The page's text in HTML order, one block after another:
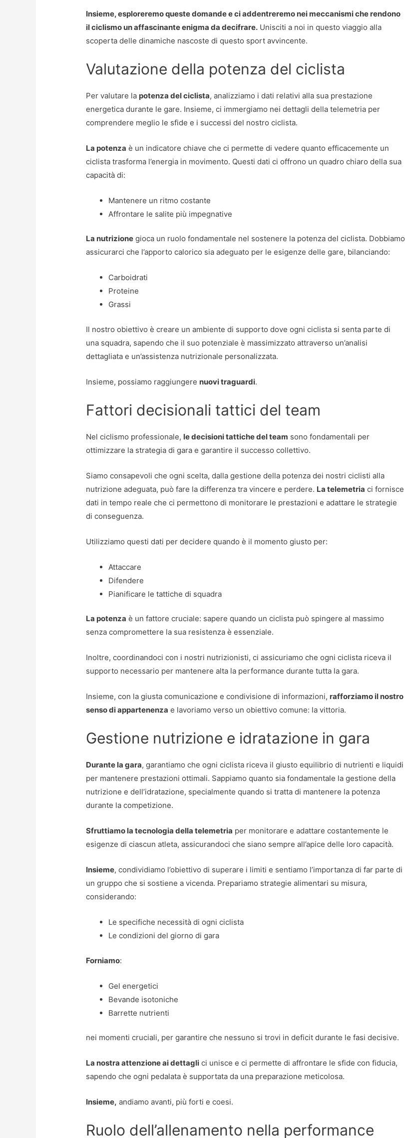
Insieme, esploreremo queste domande e ci addentreremo nei meccanismi che rendono
il ciclismo un affascinante enigma da decifrare. Unisciti a noi in questo viaggio alla
scoperta delle dinamiche nascoste di questo sport avvincente.
Valutazione della potenza del ciclista
Per valutare la potenza del ciclista, analizziamo i dati relativi alla sua prestazione
energetica durante le gare. Insieme, ci immergiamo nei dettagli della telemetria per
comprendere meglio le sfide e i successi del nostro ciclista.
La potenza è un indicatore chiave che ci permette di vedere quanto efficacemente un
ciclista trasforma l’energia in movimento. Questi dati ci offrono un quadro chiaro della sua
capacità di:
Mantenere un ritmo costante
Affrontare le salite più impegnative
La nutrizione gioca un ruolo fondamentale nel sostenere la potenza del ciclista. Dobbiamo
assicurarci che l’apporto calorico sia adeguato per le esigenze delle gare, bilanciando:
Carboidrati
Proteine
Grassi
Il nostro obiettivo è creare un ambiente di supporto dove ogni ciclista si senta parte di
una squadra, sapendo che il suo potenziale è massimizzato attraverso un’analisi
dettagliata e un’assistenza nutrizionale personalizzata.
Insieme, possiamo raggiungere nuovi traguardi.
Fattori decisionali tattici del team
Nel ciclismo professionale, le decisioni tattiche del team sono fondamentali per
ottimizzare la strategia di gara e garantire il successo collettivo.
Siamo consapevoli che ogni scelta, dalla gestione della potenza dei nostri ciclisti alla
nutrizione adeguata, può fare la differenza tra vincere e perdere. La telemetria ci fornisce
dati in tempo reale che ci permettono di monitorare le prestazioni e adattare le strategie
di conseguenza.
Utilizziamo questi dati per decidere quando è il momento giusto per:
Attaccare
Difendere
Pianificare le tattiche di squadra
La potenza è un fattore cruciale: sapere quando un ciclista può spingere al massimo
senza compromettere la sua resistenza è essenziale.
Inoltre, coordinandoci con i nostri nutrizionisti, ci assicuriamo che ogni ciclista riceva il
supporto necessario per mantenere alta la performance durante tutta la gara.
Insieme, con la giusta comunicazione e condivisione di informazioni, rafforziamo il nostro
senso di appartenenza e lavoriamo verso un obiettivo comune: la vittoria.
Gestione nutrizione e idratazione in gara
Durante la gara, garantiamo che ogni ciclista riceva il giusto equilibrio di nutrienti e liquidi
per mantenere prestazioni ottimali. Sappiamo quanto sia fondamentale la gestione della
nutrizione e dell’idratazione, specialmente quando si tratta di mantenere la potenza
durante la competizione.
Sfruttiamo la tecnologia della telemetria per monitorare e adattare costantemente le
esigenze di ciascun atleta, assicurandoci che siano sempre all’apice delle loro capacità.
Insieme, condividiamo l’obiettivo di superare i limiti e sentiamo l’importanza di far parte di
un gruppo che si sostiene a vicenda. Prepariamo strategie alimentari su misura,
considerando:
Le specifiche necessità di ogni ciclista
Le condizioni del giorno di gara
Forniamo:
Gel energetici
Bevande isotoniche
Barrette nutrienti
nei momenti cruciali, per garantire che nessuno si trovi in deficit durante le fasi decisive.
La nostra attenzione ai dettagli ci unisce e ci permette di affrontare le sfide con fiducia,
sapendo che ogni pedalata è supportata da una preparazione meticolosa.
Insieme, andiamo avanti, più forti e coesi.
Ruolo dell’allenamento nella performance